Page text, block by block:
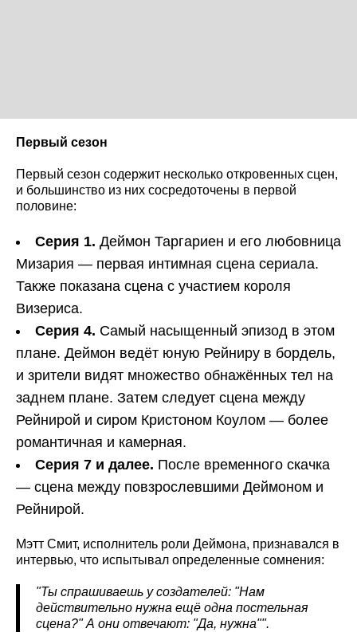
Первый сезон
Первый сезон содержит несколько откровенных сцен,
и большинство из них сосредоточены в первой
половине:
Серия 1. Деймон Таргариен и его любовница
Мизария — первая интимная сцена сериала.
Также показана сцена с участием короля
Визериса.
Серия 4. Самый насыщенный эпизод в этом
плане. Деймон ведёт юную Рейниру в бордель,
и зрители видят множество обнажённых тел на
заднем плане. Затем следует сцена между
Рейнирой и сиром Кристоном Коулом — более
романтичная и камерная.
Серия 7 и далее. После временного скачка
— сцена между повзрослевшими Деймоном и
Рейнирой.
Мэтт Смит, исполнитель роли Деймона, признавался в
интервью, что испытывал определенные сомнения:
"Ты спрашиваешь у создателей: "Нам
действительно нужна ещё одна постельная
сцена?" А они отвечают: "Да, нужна"".